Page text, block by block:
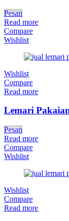
Pesan
Read more
Compare
Wishlist
Wishlist
Compare
Read more
Lemari
Pesan
Read more
Compare
Wishlist
Wishlist
Compare
Read more